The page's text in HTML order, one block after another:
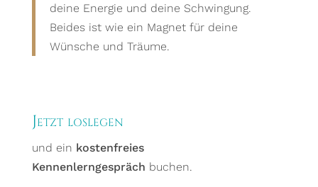
deine Energie und deine Schwingung.
Beides ist wie ein Magnet für deine
Wünsche und Träume.
Jetzt loslegen
und ein kostenfreies
Kennenlerngespräch buchen.